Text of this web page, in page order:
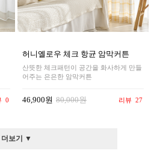
0
허니옐로우 체크 항균 암막커튼
산뜻한 체크패턴이 공간을 화사하게 만들
어주는 은은한 암막커튼
46,900원 80,000원 리뷰 27
더보기 ▼